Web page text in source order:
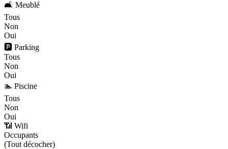
🛋️ Meublé
Tous
Non
Oui
🅿️ Parking
Tous
Non
Oui
🏊 Piscine
Tous
Non
Oui
📶 Wifi
Occupants
(Tout décocher)